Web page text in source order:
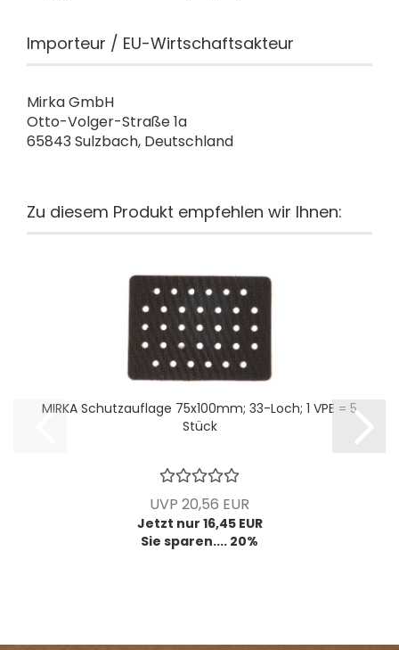
Importeur / EU-Wirtschaftsakteur
Mirka GmbH
Otto-Volger-Straße 1a
65843 Sulzbach, Deutschland
Zu diesem Produkt empfehlen wir Ihnen:
MIRKA Schutzauflage 75x100mm; 33-Loch; 1 VPE = 5
Stück
UVP 20,56 EUR
Jetzt nur 16,45 EUR
Sie sparen.... 20%